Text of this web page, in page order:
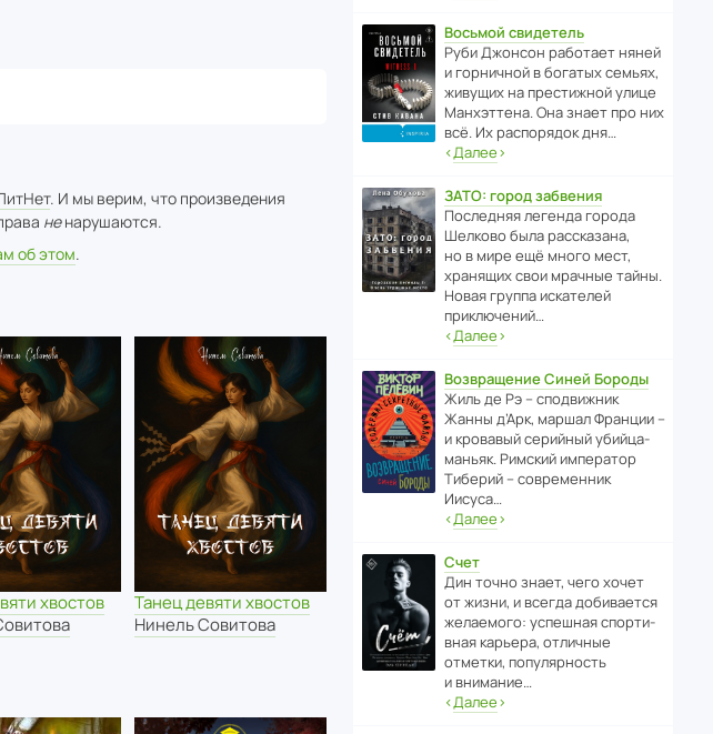
. И мы верим, что произведения
ненарушаются.
об этом.
хвостов
Танец девяти хвостов
Нинель Совитова
Восьмой свидетель
Руби Джонсон рабо­тает няней
и горни­чной в богатых семьях,
живущих на прес­ти­жной улице
Манх­эт­тена. Она знает про них
всё. Их распо­рядок дня…
‹Далее›
ЗАТО: город забвения
После­дняя легенда города
Шелково была расска­зана,
но в мире ещё много мест,
хранящих свои мрачные тайны.
Новая группа иска­телей
приключений…
‹Далее›
Возвращение Синей Бороды
Жиль де Рэ – спод­ви­жник
Жанны д’Арк, маршал Франции –
и кровавый серийный убийца-
маньяк. Римский импе­ратор
Тиберий – совре­менник
Иисуса…
‹Далее›
Счет
Дин точно знает, чего хочет
от жизни, и всегда доби­ва­ется
жела­е­мого: успе­шная спор­ти­
вная карьера, отли­чные
отметки, попу­ля­р­ность
и внимание…
‹Далее›